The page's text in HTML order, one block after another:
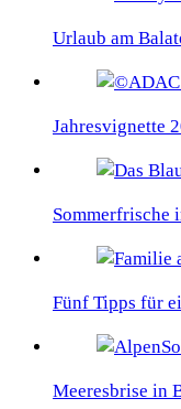
Urlaub am
Jahresvignette
Sommerfrische
Fünf Tipps für
Meeresbrise in